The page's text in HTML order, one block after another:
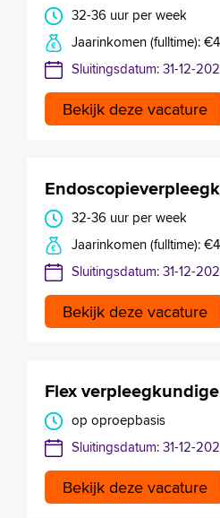
32-36 uur per week
Jaarinkomen (fulltime):
Sluitingsdatum: 31-12-
Bekijk deze vacature
32-36 uur per week
Jaarinkomen (fulltime):
Sluitingsdatum: 31-12-
Bekijk deze vacature
Flex verpleegkundige
op oproepbasis
Sluitingsdatum: 31-12-
Bekijk deze vacature